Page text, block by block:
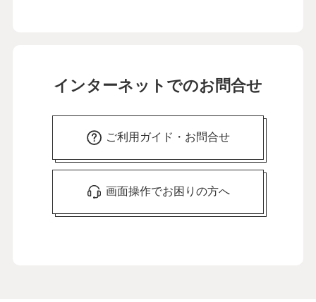
インターネットでのお問合せ
ご利用ガイド・お問合せ
画面操作でお困りの方へ